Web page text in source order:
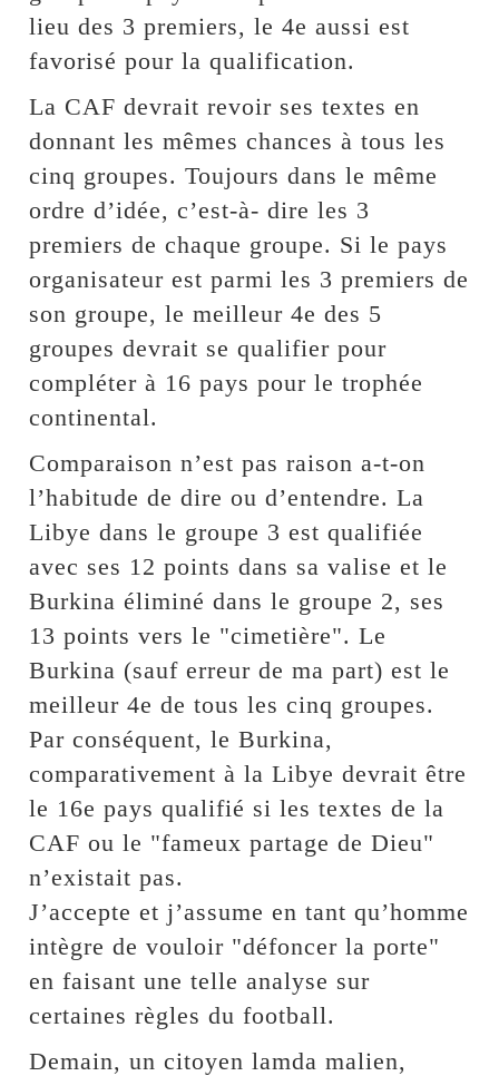
lieu des 3 premiers, le 4e aussi est
favorisé pour la qualification.
La CAF devrait revoir ses textes en
donnant les mêmes chances à tous les
cinq groupes. Toujours dans le même
ordre d’idée, c’est-à- dire les 3
premiers de chaque groupe. Si le pays
organisateur est parmi les 3 premiers de
son groupe, le meilleur 4e des 5
groupes devrait se qualifier pour
compléter à 16 pays pour le trophée
continental.
Comparaison n’est pas raison a-t-on
l’habitude de dire ou d’entendre. La
Libye dans le groupe 3 est qualifiée
avec ses 12 points dans sa valise et le
Burkina éliminé dans le groupe 2, ses
13 points vers le "cimetière". Le
Burkina (sauf erreur de ma part) est le
meilleur 4e de tous les cinq groupes.
Par conséquent, le Burkina,
comparativement à la Libye devrait être
le 16e pays qualifié si les textes de la
CAF ou le "fameux partage de Dieu"
n’existait pas.
J’accepte et j’assume en tant qu’homme
intègre de vouloir "défoncer la porte"
en faisant une telle analyse sur
certaines règles du football.
Demain, un citoyen lamda malien,